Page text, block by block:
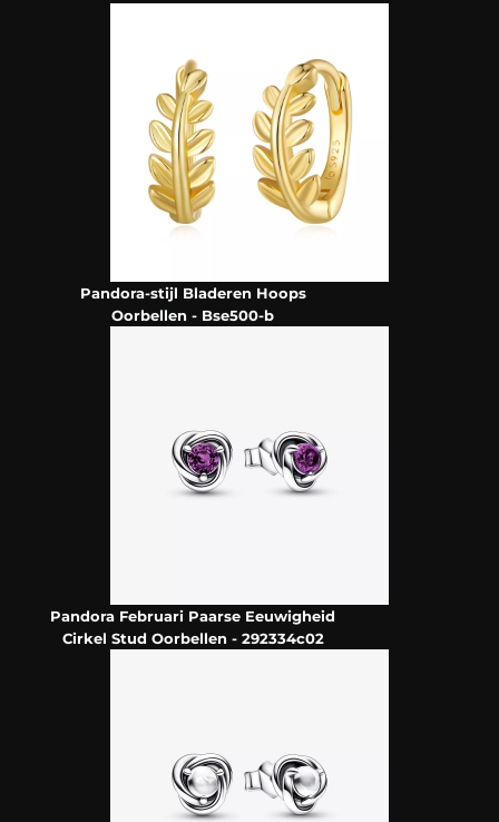
Pandora-stijl Bladeren Hoops
Oorbellen - Bse500-b
Pandora Februari Paarse Eeuwigheid
Cirkel Stud Oorbellen - 292334c02